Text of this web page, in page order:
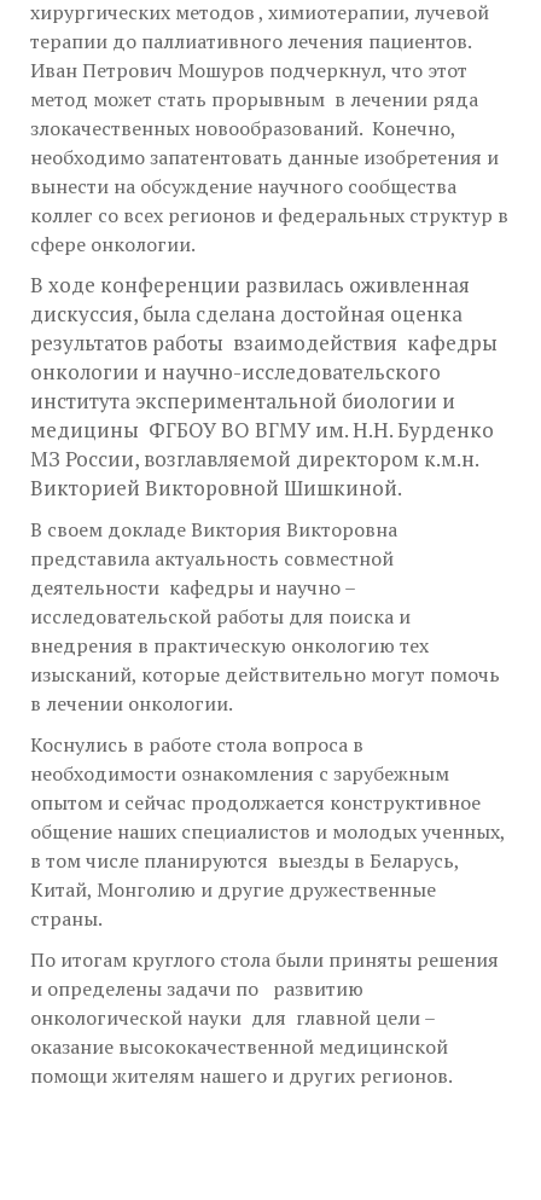
хирургических методов , химиотерапии, лучевой
терапии до паллиативного лечения пациентов.
Иван Петрович Мошуров подчеркнул, что этот
метод может стать прорывным в лечении ряда
злокачественных новообразований. Конечно,
необходимо запатентовать данные изобретения и
вынести на обсуждение научного сообщества
коллег со всех регионов и федеральных структур в
сфере онкологии.
В ходе конференции развилась оживленная
дискуссия, была сделана достойная оценка
результатов работы взаимодействия кафедры
онкологии и научно-исследовательского
института экспериментальной биологии и
медицины ФГБОУ ВО ВГМУ им. Н.Н. Бурденко
МЗ России, возглавляемой директором к.м.н.
Викторией Викторовной Шишкиной.
В своем докладе Виктория Викторовна
представила актуальность совместной
деятельности кафедры и научно –
исследовательской работы для поиска и
внедрения в практическую онкологию тех
изысканий, которые действительно могут помочь
в лечении онкологии.
Коснулись в работе стола вопроса в
необходимости ознакомления с зарубежным
опытом и сейчас продолжается конструктивное
общение наших специалистов и молодых ученных,
в том числе планируются выезды в Беларусь,
Китай, Монголию и другие дружественные
страны.
По итогам круглого стола были приняты решения
и определены задачи по развитию
онкологической науки для главной цели –
оказание высококачественной медицинской
помощи жителям нашего и других регионов.